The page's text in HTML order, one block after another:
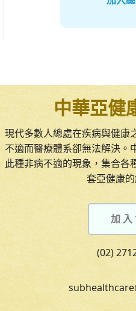
中華亞健
現代多數人總處在疾病與健康
不適而醫療體系卻無法解決。
此種非病不適的現象，集合各
套亞健康
加
(02)